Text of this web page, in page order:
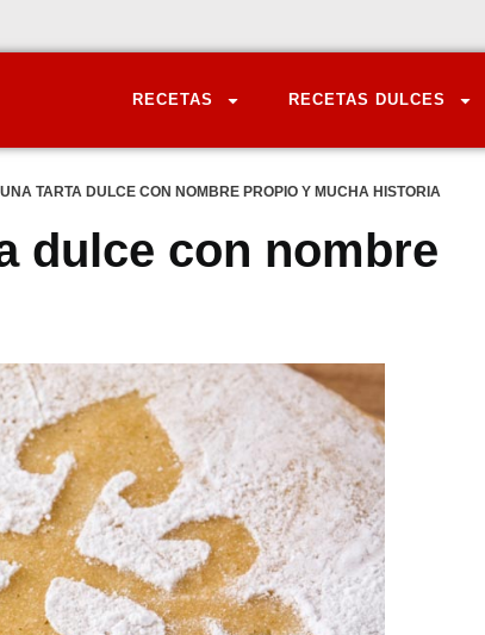
RECETAS RECETAS DULCES
TARTA DULCE CON NOMBRE PROPIO Y MUCHA HISTORIA
dulce con nombre